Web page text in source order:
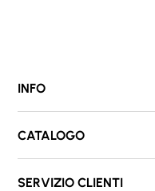
INFO
CATALOGO
SERVIZIO CLIENTI